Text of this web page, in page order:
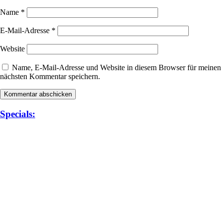
Name *
E-Mail-Adresse *
Website
Name, E-Mail-Adresse und Website in diesem Browser für meinen
nächsten Kommentar speichern.
Specials: